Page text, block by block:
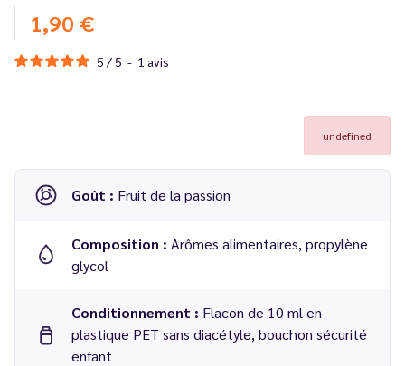
1,90 €
5 / 5 - 1 avis
undefined
Goût : Fruit de la passion
Composition : Arômes alimentaires, propylène
glycol
Conditionnement : Flacon de 10 ml en
plastique PET sans diacétyle, bouchon sécurité
enfant